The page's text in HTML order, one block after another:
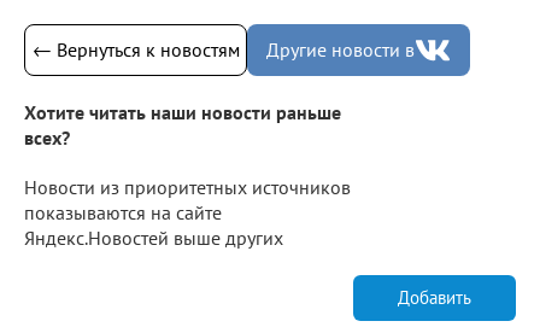
← Вернуться к новостям Другие новости в
Хотите читать наши новости раньше
всех?
Новости из приоритетных источников
показываются на сайте
Яндекс.Новостей выше других
Добавить